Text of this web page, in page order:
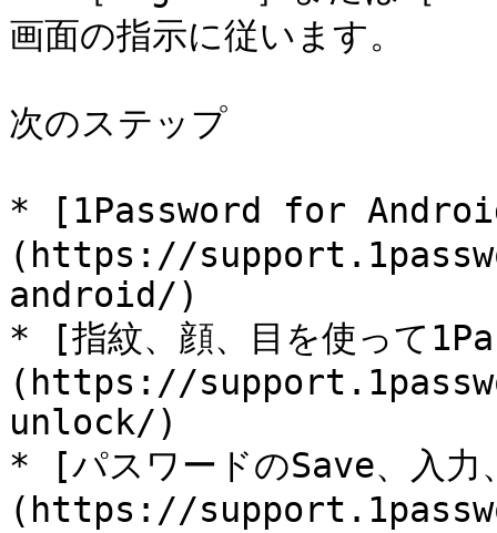
画面の指示に従います。
次のステップ
* [1Password for
(https://
android/)
* [指紋、顔、目を使って
(https://
unlock/)
* [パスワードのSave、入力
(https://